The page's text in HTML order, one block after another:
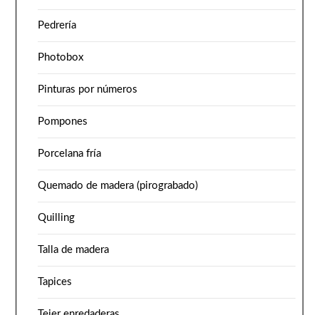
Pedrería
Photobox
Pinturas por números
Pompones
Porcelana fría
Quemado de madera (pirograbado)
Quilling
Talla de madera
Tapices